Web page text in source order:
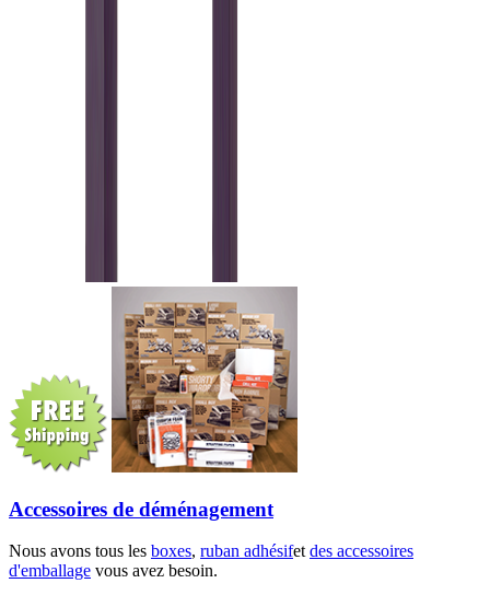
Accessoires de déménagement
Nous avons tous les boxes, ruban adhésifetdes accessoires
d'emballage vous avez besoin.